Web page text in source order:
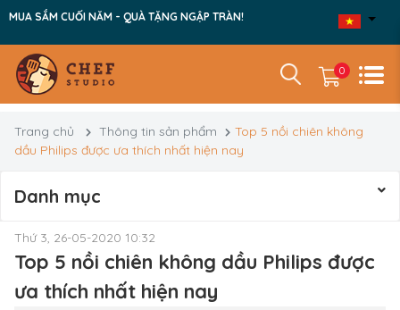
MUA SẮM CUỐI NĂM - QUÀ TẶNG NGẬP TRÀN!
0
Trang chủ Thông tin sản phẩm
Top 5 nồi chiên không
dầu Philips được ưa thích nhất hiện nay
Danh mục
Thứ 3, 26-05-2020 10:32
Top 5 nồi chiên không dầu Philips được
ưa thích nhất hiện nay